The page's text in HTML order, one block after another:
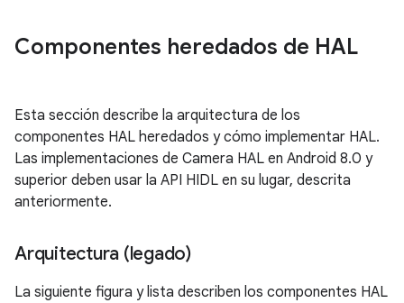
Componentes heredados de HAL
Esta sección describe la arquitectura de los
componentes HAL heredados y cómo implementar HAL.
Las implementaciones de Camera HAL en Android 8.0 y
superior deben usar la API HIDL en su lugar, descrita
anteriormente.
Arquitectura (legado)
La siguiente figura y lista describen los componentes HAL